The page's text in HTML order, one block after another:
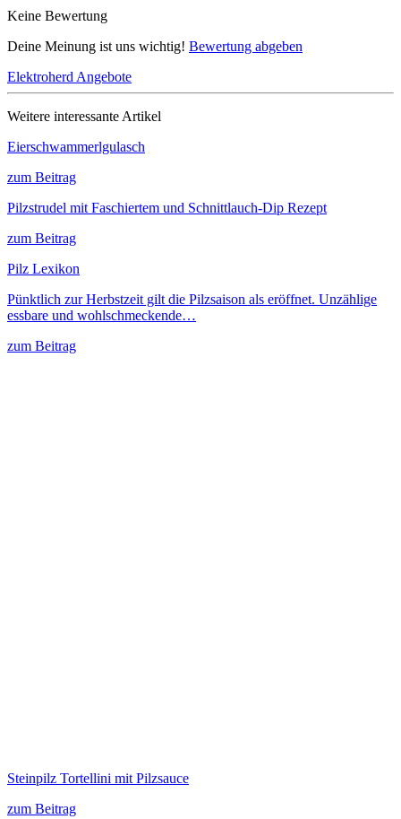
Keine Bewertung
Deine Meinung ist uns wichtig! Bewertung abgeben
Elektroherd Angebote
Weitere interessante Artikel
Eierschwammerlgulasch
zum Beitrag
Pilzstrudel mit Faschiertem und Schnittlauch-Dip Rezept
zum Beitrag
Pilz Lexikon
Pünktlich zur Herbstzeit gilt die Pilzsaison als eröffnet. Unzählige
essbare und wohlschmeckende…
zum Beitrag
Steinpilz Tortellini mit Pilzsauce
zum Beitrag